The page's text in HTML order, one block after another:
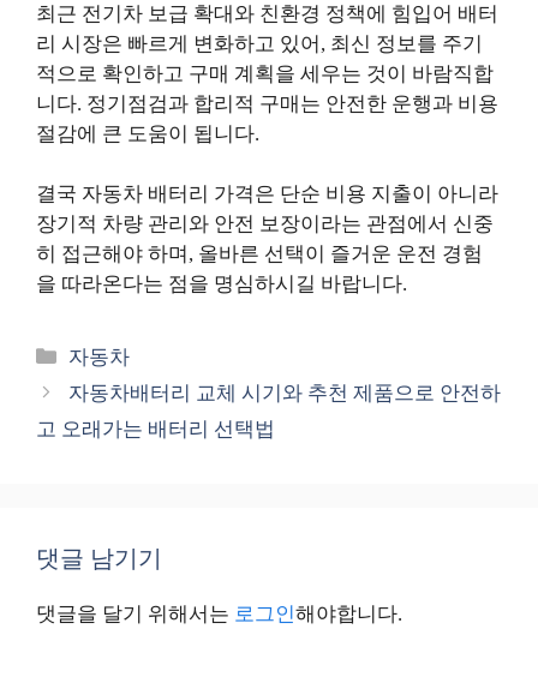
최근 전기차 보급 확대와 친환경 정책에 힘입어 배터
리 시장은 빠르게 변화하고 있어, 최신 정보를 주기
적으로 확인하고 구매 계획을 세우는 것이 바람직합
니다. 정기점검과 합리적 구매는 안전한 운행과 비용
절감에 큰 도움이 됩니다.
결국 자동차 배터리 가격은 단순 비용 지출이 아니라
장기적 차량 관리와 안전 보장이라는 관점에서 신중
히 접근해야 하며, 올바른 선택이 즐거운 운전 경험
을 따라온다는 점을 명심하시길 바랍니다.
카
테
리
자동차
자동차배터리 교체 시기와 추천 제품으로 안전하
고 오래가는 배터리 선택법
댓글 남기기
댓글을 달기 위해서는 로그인해야합니다.